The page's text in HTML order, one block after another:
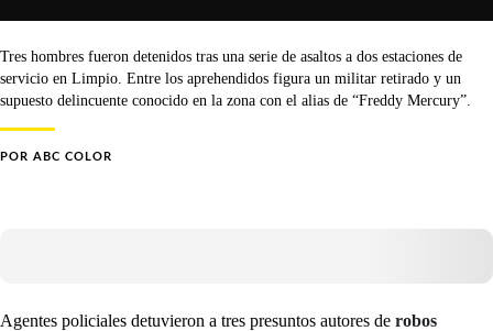
Tres hombres fueron detenidos tras una serie de asaltos a dos estaciones de
servicio en Limpio. Entre los aprehendidos figura un militar retirado y un
supuesto delincuente conocido en la zona con el alias de “Freddy Mercury”.
POR ABC COLOR
Agentes policiales detuvieron a tres presuntos autores de robos